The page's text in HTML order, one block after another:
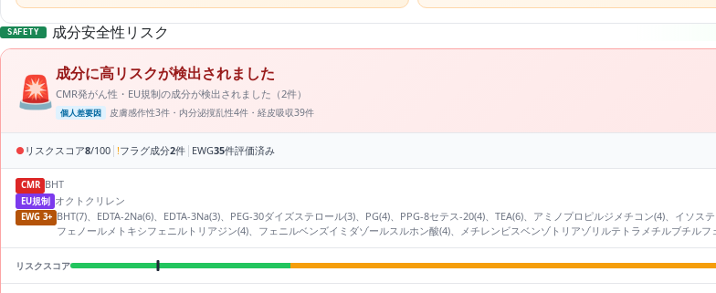
SAFETY 成分安全性リスク
🚨 成分に高リスクが検出されました
CMR発がん性・EU規制の成分が検出されました（2件）
個人差要因 皮膚感作性3件・内分泌撹乱性4件・経皮吸収39件
● リスクスコア8/100 | !フラグ成分2件 | EWG35件評価済み
CMR BHT
EU規制 オクトクリレン
EWG 3+ BHT(7)、EDTA-2Na(6)、EDTA-3Na(3)、PEG-30ダイズステロール(3)、PG(4)、PPG-8セテス-20(4)、TEA(6)、アミノプロピルジメチコン(4)、イソ
フェノールメトキシフェニルトリアジン(4)、フェニルベンズイミダゾールスルホン酸(4)、メチレンビスベンゾトリアゾリルテトラメチルブチル
リスクスコア